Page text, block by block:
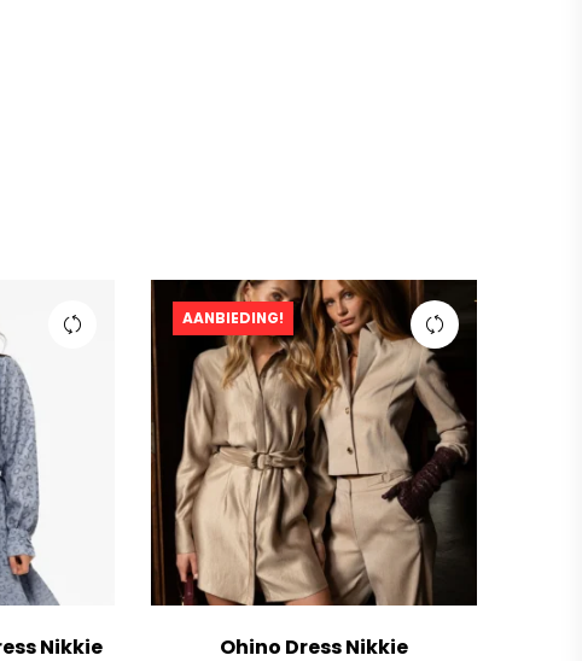
Nikkie
AANBIEDING!
Ohino Dress Nikkie